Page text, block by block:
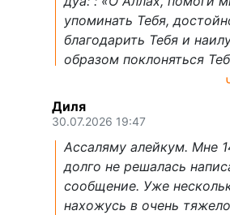
упоминать Тебя,
благодарить Тебя и
образом поклоняться
Диля
30.07.2026 19:47
Ассаляму алейкум. Мне
долго не решалась
сообщение. Уже
нахожусь в очень